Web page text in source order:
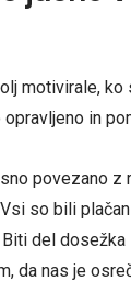
motivirale,
in
povezano z
so bili
del
da nas je